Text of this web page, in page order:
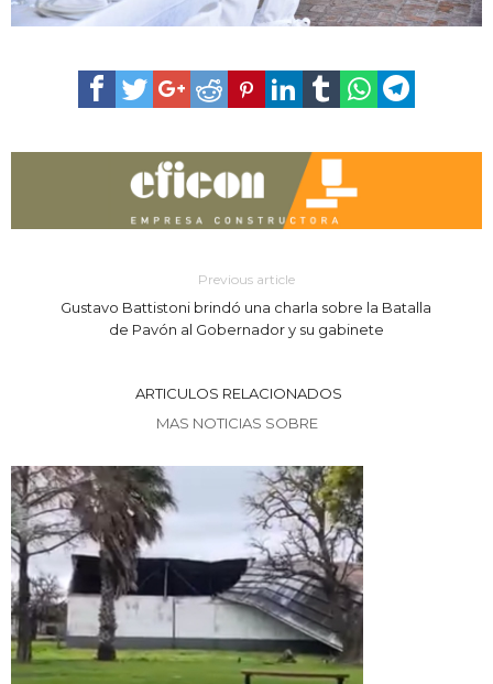
Previous article
Gustavo Battistoni brindó una charla sobre la Batalla
de Pavón al Gobernador y su gabinete
ARTICULOS RELACIONADOS
MAS NOTICIAS SOBRE